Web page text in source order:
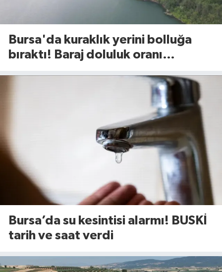
Bursa'da kuraklık yerini bolluğa
bıraktı! Baraj doluluk oranı
Bursa’da su kesintisi alarmı! BUSKİ
tarih ve saat verdi